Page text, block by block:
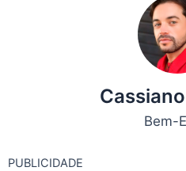
Bem-
PUBLICIDADE